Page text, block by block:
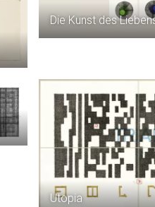
Die Kunst des
Utopia